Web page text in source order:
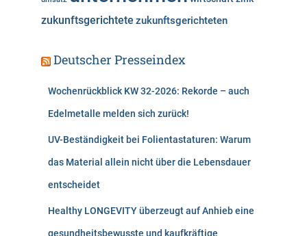
zukunftsgerichtete zukunftsgerichteten
Deutscher Presseindex
Wochenrückblick KW 32-2026: Rekorde – auch
Edelmetalle melden sich zurück!
UV-Beständigkeit bei Folientastaturen: Warum
das Material allein nicht über die Lebensdauer
entscheidet
Healthy LONGEVITY überzeugt auf Anhieb eine
gesundheitsbewusste und kaufkräftige